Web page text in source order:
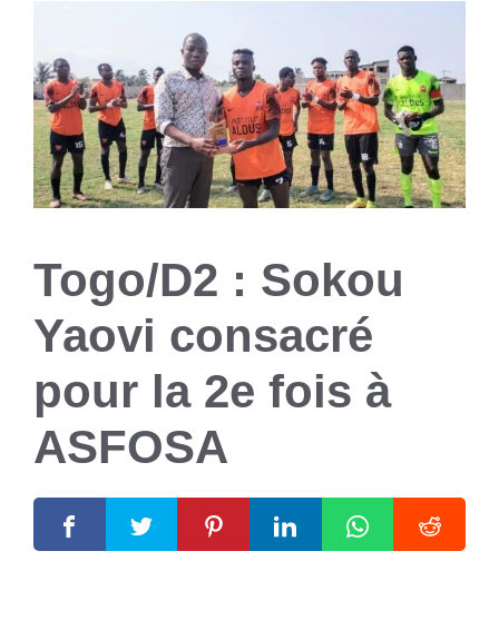
Togo/D2 : Sokou
Yaovi consacré
pour la 2e fois à
ASFOSA